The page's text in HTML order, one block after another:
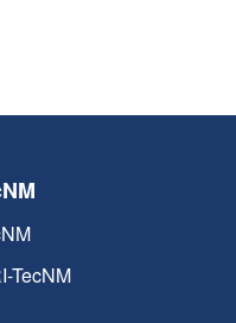
TecNM